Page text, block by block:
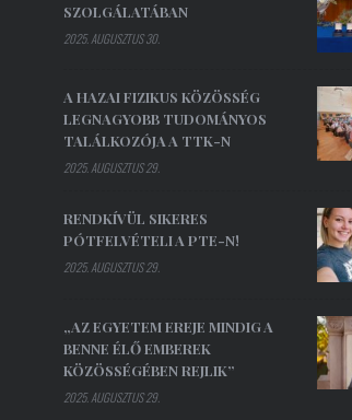
SZOLGÁLATÁBAN
2025. AUGUSZTUS 30.
A HAZAI FIZIKUS KÖZÖSSÉG
LEGNAGYOBB TUDOMÁNYOS
TALÁLKOZÓJA A TTK-N
2025. AUGUSZTUS 29.
RENDKÍVÜL SIKERES
PÓTFELVÉTELI A PTE-N!
2025. AUGUSZTUS 29.
„AZ EGYETEM EREJE MINDIG A
BENNE ÉLŐ EMBEREK
KÖZÖSSÉGÉBEN REJLIK”
2025. AUGUSZTUS 29.